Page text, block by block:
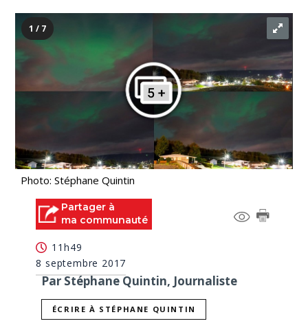
1 / 7
Photo: Stéphane Quintin
Partager à
ma communauté
11h49
8 septembre 2017
Par Stéphane Quintin, Journaliste
ÉCRIRE À STÉPHANE QUINTIN